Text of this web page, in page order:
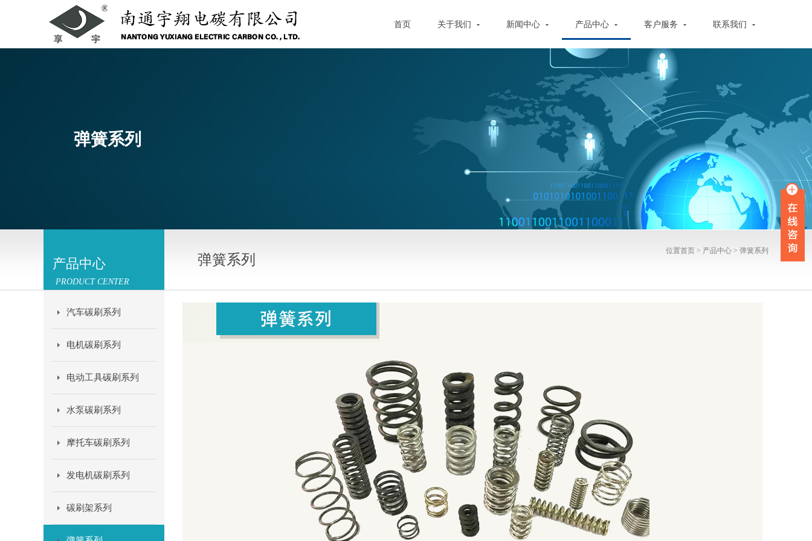
首页 关于我们 新闻中心 产品中心 客户服务 联系我们
弹簧系列
产品中心
PRODUCT CENTER
弹簧系列
位置首页 > 产品中心 > 弹簧系列
汽车碳刷系列
电机碳刷系列
电动工具碳刷系列
水泵碳刷系列
摩托车碳刷系列
发电机碳刷系列
碳刷架系列